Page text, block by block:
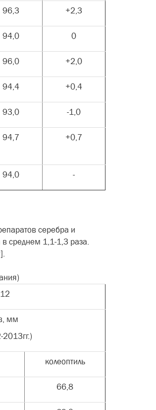
96,3 +2,3
94,0 0
96,0 +2,0
94,4 +0,4
93,0 -1,0
94,7 +0,7
94,0 -
серебра и
в среднем 1,1-1,3 раза.
мм
колеоптиль
66,8